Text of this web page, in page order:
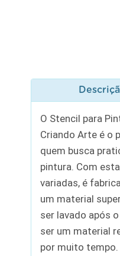
O Stencil para
Criando Arte é o
quem busca
pintura. Com
variadas, é
um material
ser lavado após
ser um material
por muito